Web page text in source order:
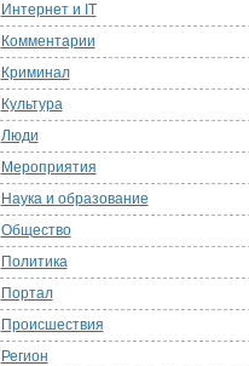
Интернет и IT
Комментарии
Криминал
Культура
Люди
Мероприятия
Наука и образование
Общество
Политика
Портал
Происшествия
Регион